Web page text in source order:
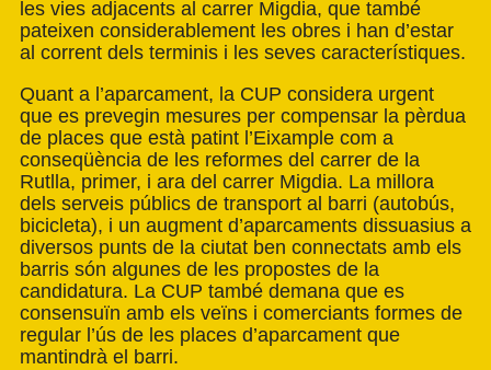
les vies adjacents al carrer Migdia, que també
pateixen considerablement les obres i han d’estar
al corrent dels terminis i les seves característiques.
Quant a l’aparcament, la CUP considera urgent
que es prevegin mesures per compensar la pèrdua
de places que està patint l’Eixample com a
conseqüència de les reformes del carrer de la
Rutlla, primer, i ara del carrer Migdia. La millora
dels serveis públics de transport al barri (autobús,
bicicleta), i un augment d’aparcaments dissuasius a
diversos punts de la ciutat ben connectats amb els
barris són algunes de les propostes de la
candidatura. La CUP també demana que es
consensuïn amb els veïns i comerciants formes de
regular l’ús de les places d’aparcament que
mantindrà el barri.